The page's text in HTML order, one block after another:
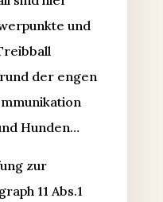
und
der engen
Hunden…
zur
11 Abs.1